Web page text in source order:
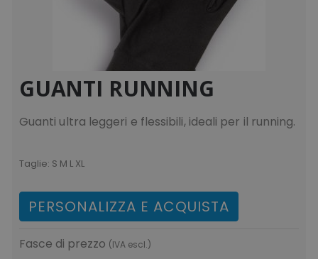
GUANTI RUNNING
Guanti ultra leggeri e flessibili, ideali per il running.
Taglie: S M L XL
PERSONALIZZA E ACQUISTA
Fasce di prezzo (IVA escl.)